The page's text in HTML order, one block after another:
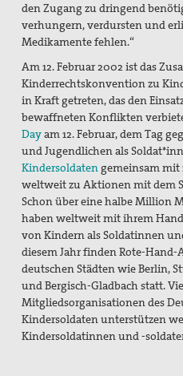
den Zugang zu dringend
verhungern, verdursten und
Medikamente fehlen.“
Am 12. Februar 2002 ist das
Kinderrechtskonvention zu
in Kraft getreten, das den
bewaffneten Konflikten
Dayam 12. Februar, dem Tag
und Jugendlichen als
Kindersoldatengemeinsam mit
weltweit zu Aktionen mit dem
Schon über eine halbe Million
haben weltweit mit ihrem
von Kindern als Soldatinnen
diesem Jahr finden Rote-
deutschen Städten wie Berlin,
und Bergisch-Gladbach statt.
Mitgliedsorganisationen des
Kindersoldaten unterstützen
Kindersoldatinnen und -